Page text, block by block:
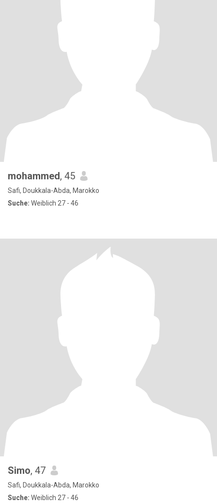
mohammed, 45
Safi, Doukkala-Abda, Marokko
Suche: Weiblich 27 - 46
Simo, 47
Safi, Doukkala-Abda, Marokko
Suche: Weiblich 27 - 46